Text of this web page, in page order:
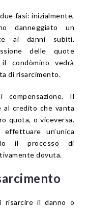
fasi: inizialmente,
danneggiato un
ai danni subiti.
delle quote
condòmino vedrà
di risarcimento.
Il
al credito che vanta
quota, o viceversa.
un’unica
il processo di
dovuta.
risarcire il danno o